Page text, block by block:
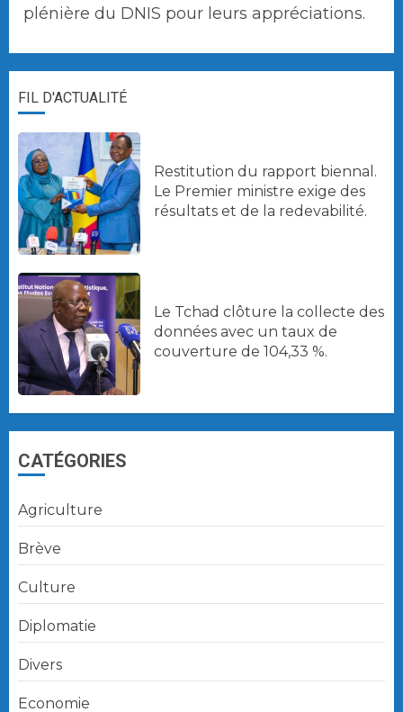
plénière du DNIS pour leurs appréciations.
FIL D'ACTUALITÉ
Restitution du rapport biennal.
Le Premier ministre exige des
résultats et de la redevabilité.
Le Tchad clôture la collecte des
données avec un taux de
couverture de 104,33 %.
CATÉGORIES
Agriculture
Brève
Culture
Diplomatie
Divers
Economie